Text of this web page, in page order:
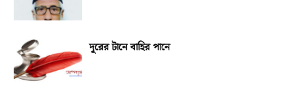
দূরের টানে বাহির পানে